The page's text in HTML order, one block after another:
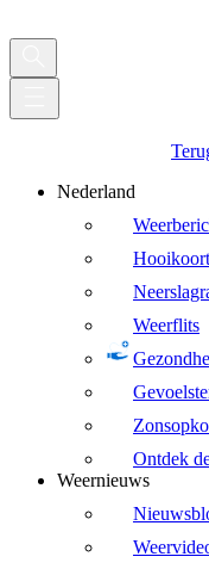
Nederland
Weerflits
Ontdek
Weernieuws